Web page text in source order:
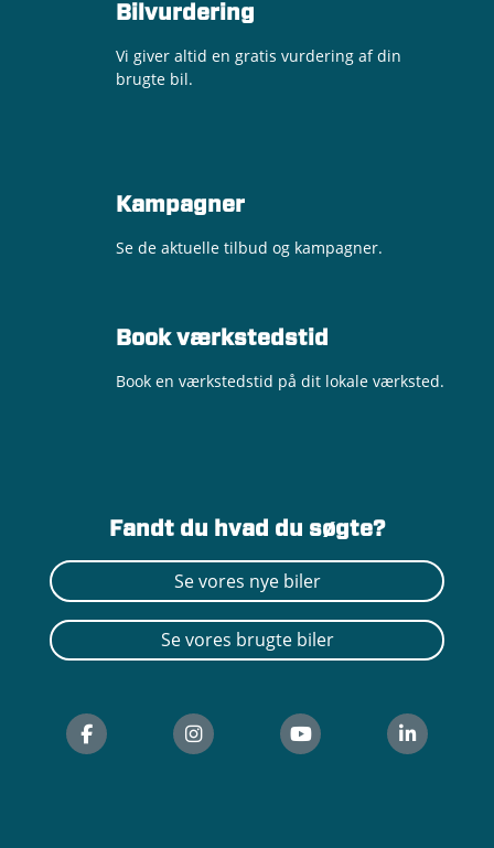
Bilvurdering
Vi giver altid en gratis vurdering af din
brugte bil.
Kampagner
Se de aktuelle tilbud og kampagner.
Book værkstedstid
Book en værkstedstid på dit lokale værksted.
Fandt du hvad du søgte?
Se vores nye biler
Se vores brugte biler